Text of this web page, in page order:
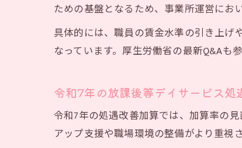
ための基盤となるため、事業所運営にお
具体的には、職員の賃金水準の引き上げ
なっています。厚生労働省の最新Q&Aも
令和7年の放課後等デイサービス処
令和7年の処遇改善加算では、加算率の
アップ支援や職場環境の整備がより重視